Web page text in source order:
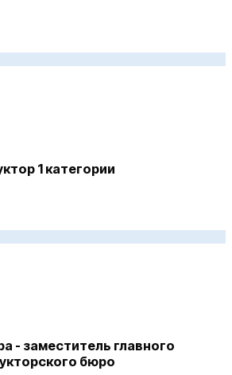
1 категории
- заместитель главного
бюро